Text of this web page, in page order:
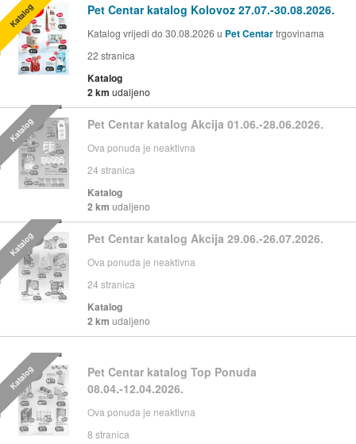
Pet Centar katalog Kolovoz 27.07.-30.08.2026.
Katalog vrijedi do 30.08.2026 u Pet Centartrgovinama
22 stranica
Katalog
2 km udaljeno
Katalog
Pet Centar katalog Akcija 01.06.-28.06.2026.
Ova ponuda je neaktivna
24 stranica
Katalog
2 km udaljeno
Katalog
Pet Centar katalog Akcija 29.06.-26.07.2026.
Ova ponuda je neaktivna
24 stranica
Katalog
2 km udaljeno
Katalog
Pet Centar katalog Top Ponuda
08.04.-12.04.2026.
Ova ponuda je neaktivna
8 stranica
Katalog